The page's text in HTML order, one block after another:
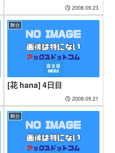
2008.09.23
舞台
[花 hana] 4日目
2008.09.21
舞台